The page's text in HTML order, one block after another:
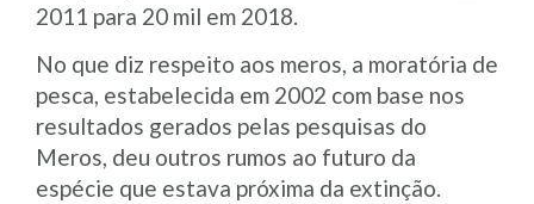
2011 para 20 mil em 2018.
No que diz respeito aos meros, a moratória de
pesca, estabelecida em 2002 com base nos
resultados gerados pelas pesquisas do
Meros, deu outros rumos ao futuro da
espécie que estava próxima da extinção.